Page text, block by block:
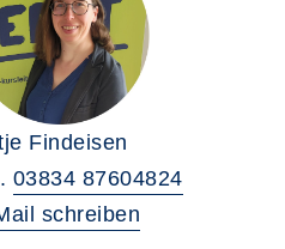
Findeisen
03834 87604824
schreiben